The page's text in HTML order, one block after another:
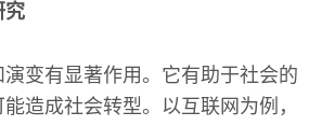
究
变有显著作用。它有助于社会的
造成社会转型。以互联网为例，